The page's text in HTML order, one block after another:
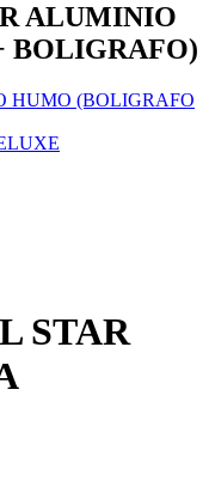
ALUMINIO
BOLIGRAFO)
HUMO (BOLIGRAFO
STAR